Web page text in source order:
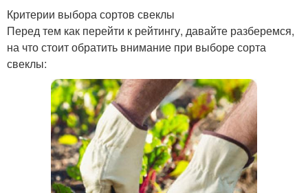
Критерии выбора сортов свеклы
Перед тем как перейти к рейтингу, давайте разберемся,
на что стоит обратить внимание при выборе сорта
свеклы: